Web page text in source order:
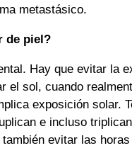
metastásico.
de piel?
Hay que evitar la
el sol, cuando
exposición solar.
e incluso
evitar las